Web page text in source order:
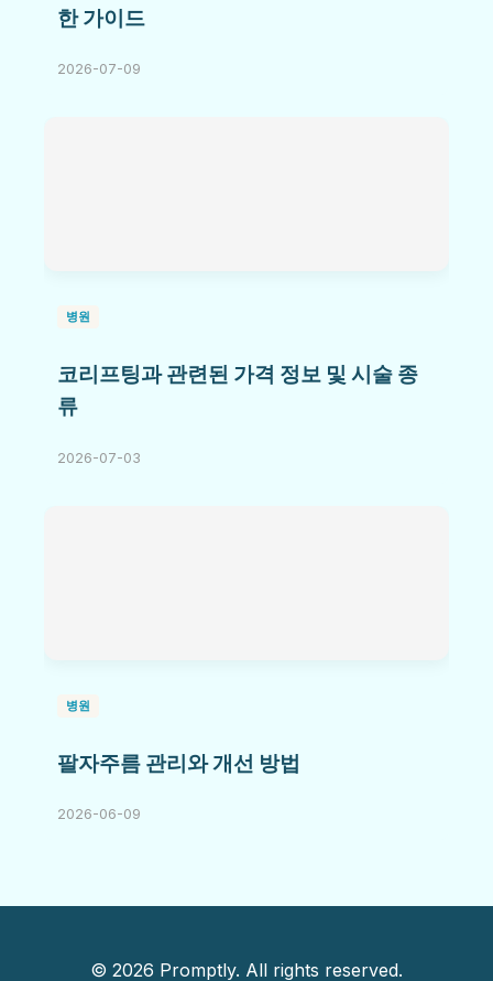
한 가이드
2026-07-09
병원
코리프팅과 관련된 가격 정보 및 시술 종
류
2026-07-03
병원
팔자주름 관리와 개선 방법
2026-06-09
© 2026 Promptly. All rights reserved.